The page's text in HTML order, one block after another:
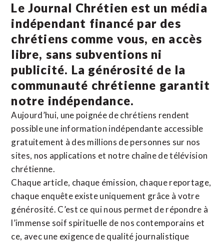
Le Journal Chrétien est un média
indépendant financé par des
chrétiens comme vous, en accès
libre, sans subventions ni
publicité. La générosité de la
communauté chrétienne garantit
notre indépendance.
Aujourd’hui, une poignée de chrétiens rendent
possible une information indépendante accessible
gratuitement à des millions de personnes sur nos
sites, nos applications et notre chaîne de télévision
chrétienne.
Chaque article, chaque émission, chaque reportage,
chaque enquête existe uniquement grâce à votre
générosité. C’est ce qui nous permet de répondre à
l’immense soif spirituelle de nos contemporains et
ce, avec une exigence de qualité journalistique